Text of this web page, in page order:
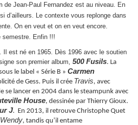
de Jean-Paul Fernandez est au niveau. En
d’ailleurs. Le contexte vous replonge dans
On en veut et on en veut encore.
semestre. Enfin !!!
Il est né en 1965. Dès 1996 avec le soutien
son premier album, 500 Fusils. La
le label « Série B » Carmen
de Gess. Puis il crée Travis, avec
se lancer en 2004 dans le steampunk avec
House, dessinée par Thierry Gioux.
J. En 2013, il retrouve Christophe Quet
Wendy, tandis qu’il entame